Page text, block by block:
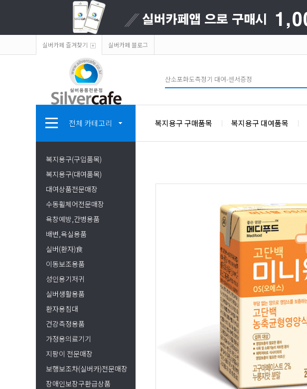
실버카페 즐겨찾기 실버카페 블로그
전체 카테고리 복지용구 구매품목 복지용구 대여품목
복지용구(구입품목)
복지용구(대여품목)
대여상품전문매장
수동휠체어전문매장
욕창예방,간병용품
배변,욕실용품
실버(환자)食
이동보조용품
성인용기저귀
실버생활용품
환자용침대
건강측정용품
가정용의료기기
지팡이 전문매장
보행보조차(실버카)전문매장
장애인보장구환급상품